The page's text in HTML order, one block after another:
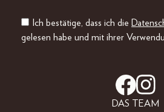
Ich bestätige, dass ich die
gelesen habe und mit ihrer
DAS TEAM